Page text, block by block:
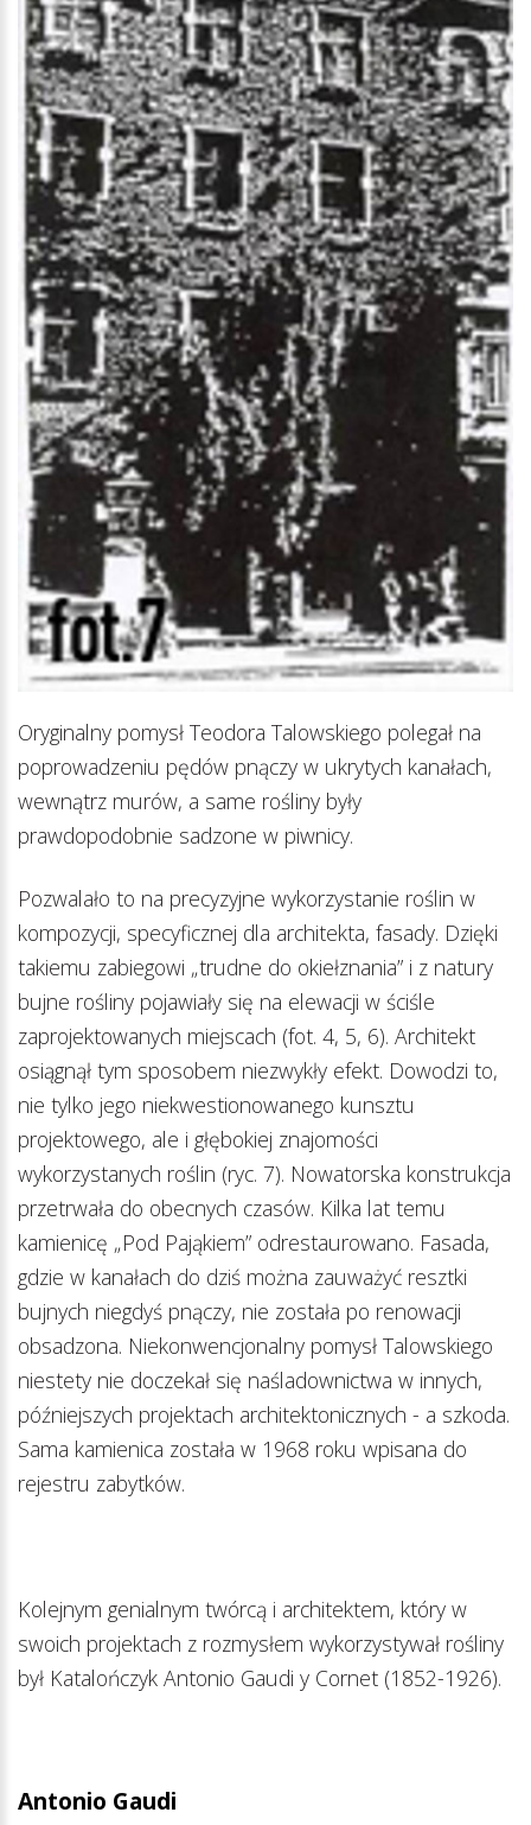
Oryginalny pomysł Teodora Talowskiego polegał na
poprowadzeniu pędów pnączy w ukrytych kanałach,
wewnątrz murów, a same rośliny były
prawdopodobnie sadzone w piwnicy.
Pozwalało to na precyzyjne wykorzystanie roślin w
kompozycji, specyficznej dla architekta, fasady. Dzięki
takiemu zabiegowi „trudne do okiełznania” i z natury
bujne rośliny pojawiały się na elewacji w ściśle
zaprojektowanych miejscach (fot. 4, 5, 6). Architekt
osiągnął tym sposobem niezwykły efekt. Dowodzi to,
nie tylko jego niekwestionowanego kunsztu
projektowego, ale i głębokiej znajomości
wykorzystanych roślin (ryc. 7). Nowatorska konstrukcja
przetrwała do obecnych czasów. Kilka lat temu
kamienicę „Pod Pająkiem” odrestaurowano. Fasada,
gdzie w kanałach do dziś można zauważyć resztki
bujnych niegdyś pnączy, nie została po renowacji
obsadzona. Niekonwencjonalny pomysł Talowskiego
niestety nie doczekał się naśladownictwa w innych,
późniejszych projektach architektonicznych - a szkoda.
Sama kamienica została w 1968 roku wpisana do
rejestru zabytków.
Kolejnym genialnym twórcą i architektem, który w
swoich projektach z rozmysłem wykorzystywał rośliny
był Katalończyk Antonio Gaudi y Cornet (1852-1926).
Antonio Gaudi